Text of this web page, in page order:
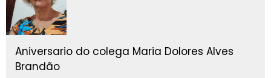
Aniversario do colega Maria Dolores Alves
Brandão